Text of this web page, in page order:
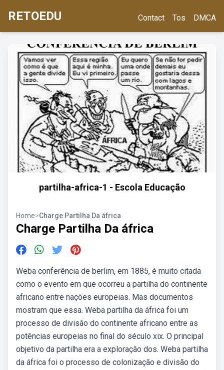
RETOEDU Contact Tos DMCA
partilha-africa-1 - Escola Educação
Home>Charge Partilha Da áfrica
Charge Partilha Da áfrica
Weba conferência de berlim, em 1885, é muito citada
como o evento em que ocorreu a partilha do continente
africano entre nações europeias. Mas documentos
mostram que essa. Weba partilha da áfrica foi um
processo de divisão do continente africano entre as
potências europeias no final do século xix. O principal
objetivo da partilha era a exploração dos. Weba partilha
da áfrica foi o processo de colonização e divisão do